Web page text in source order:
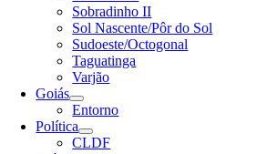
Sobradinho II
Sol Nascente/Pôr do Sol
Sudoeste/Octogonal
Taguatinga
Varjão
Goiás
Entorno
Política
CLDF